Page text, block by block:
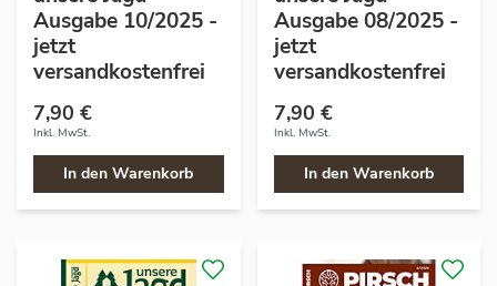
Ausgabe 10/2025 -
jetzt
versandkostenfrei
7,90 €
Inkl. MwSt.
In den Warenkorb
Ausgabe 08/2025 -
jetzt
versandkostenfrei
7,90 €
Inkl. MwSt.
In den Warenkorb